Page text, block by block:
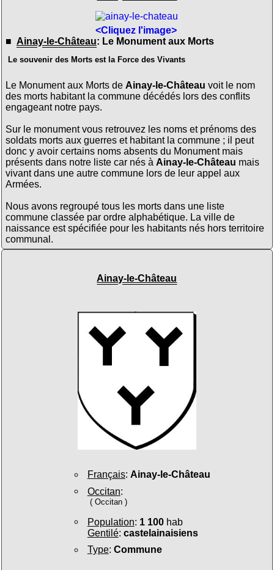
<Cliquez l'image>
■ Ainay-le-Château: Le Monument aux Morts
Le souvenir des Morts est la Force des Vivants
Le Monument aux Morts de Ainay-le-Château voit le nom
des morts habitant la commune décédés lors des conflits
engageant notre pays.
Sur le monument vous retrouvez les noms et prénoms des
soldats morts aux guerres et habitant la commune ; il peut
donc y avoir certains noms absents du Monument mais
présents dans notre liste car nés à Ainay-le-Château mais
vivant dans une autre commune lors de leur appel aux
Armées.
Nous avons regroupé tous les morts dans une liste
commune classée par ordre alphabétique. La ville de
naissance est spécifiée pour les habitants nés hors territoire
communal.
Ainay-le-Château
Français: Ainay-le-Château
Occitan:
( Occitan )
Population: 1 100hab
Gentilé: castelainaisiens
Type: Commune